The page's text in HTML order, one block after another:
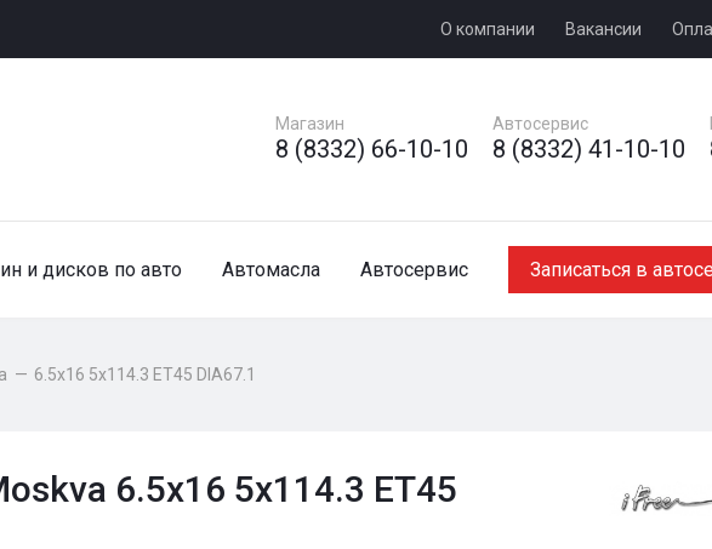
О компании Вакансии
Магазин
8 (8332) 66-10-10
Автосервис
8 (8332) 41-10-10
и дисков по авто Автомасла Автосервис Записаться в
— 6.5x16 5x114.3 ET45 DIA67.1
6.5x16 5x114.3 ET45